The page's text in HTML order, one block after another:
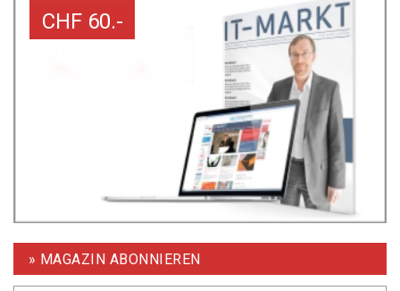
CHF 60.-
» MAGAZIN ABONNIEREN